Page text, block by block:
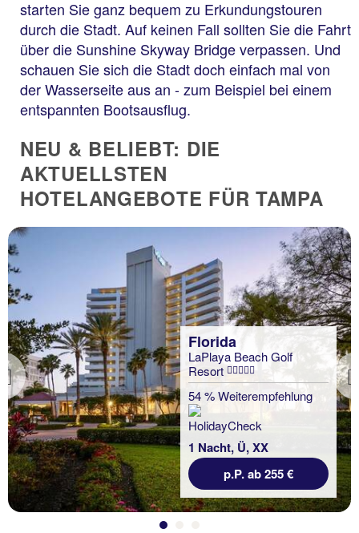
starten Sie ganz bequem zu Erkundungstouren
durch die Stadt. Auf keinen Fall sollten Sie die Fahrt
über die Sunshine Skyway Bridge verpassen. Und
schauen Sie sich die Stadt doch einfach mal von
der Wasserseite aus an - zum Beispiel bei einem
entspannten Bootsausflug.
NEU & BELIEBT: DIE
AKTUELLSTEN
HOTELANGEBOTE FÜR TAMPA
Previous
Florida
LaPlaya Beach Golf
Resort
54 % Weiterempfehlung
1 Nacht, Ü, XX
p.P. ab 255 €